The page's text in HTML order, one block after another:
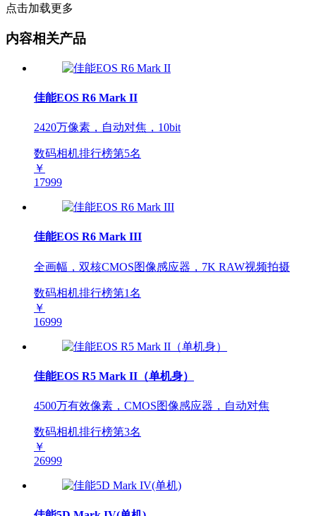
点击加载更多
内容相关产品
佳能EOS R6 Mark II
2420万像素，自动对焦，10bit
数码相机排行榜第5名
￥
17999
佳能EOS R6 Mark III
全画幅，双核CMOS图像感应器，7K RAW视频拍摄
数码相机排行榜第1名
￥
16999
佳能EOS R5 Mark II（单机身）
4500万有效像素，CMOS图像感应器，自动对焦
数码相机排行榜第3名
￥
26999